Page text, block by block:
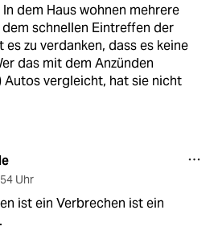
dem Haus wohnen mehrere
dem schnellen Eintreffen der
es zu verdanken, dass es keine
das mit dem Anzünden
Autos vergleicht, hat sie nicht
Uhr
ist ein Verbrechen ist ein